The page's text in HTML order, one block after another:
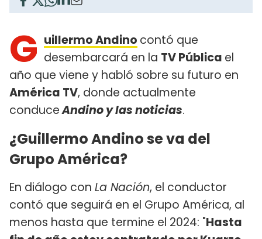
G uillermo Andino contó que
desembarcará en la TV Pública el
año que viene y habló sobre su futuro en
América TV, donde actualmente
conduceAndino y las noticias.
¿Guillermo Andino se va del
Grupo América?
En diálogo con La Nación, el conductor
contó que seguirá en el Grupo América, al
menos hasta que termine el 2024: "Hasta